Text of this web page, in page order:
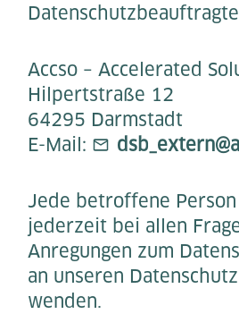
Accso – Accelerated
Hilpertstraße 12
64295 Darmstadt
E-Mail:
Jede betroffene
jederzeit bei allen
Anregungen zum
an unseren
wenden.